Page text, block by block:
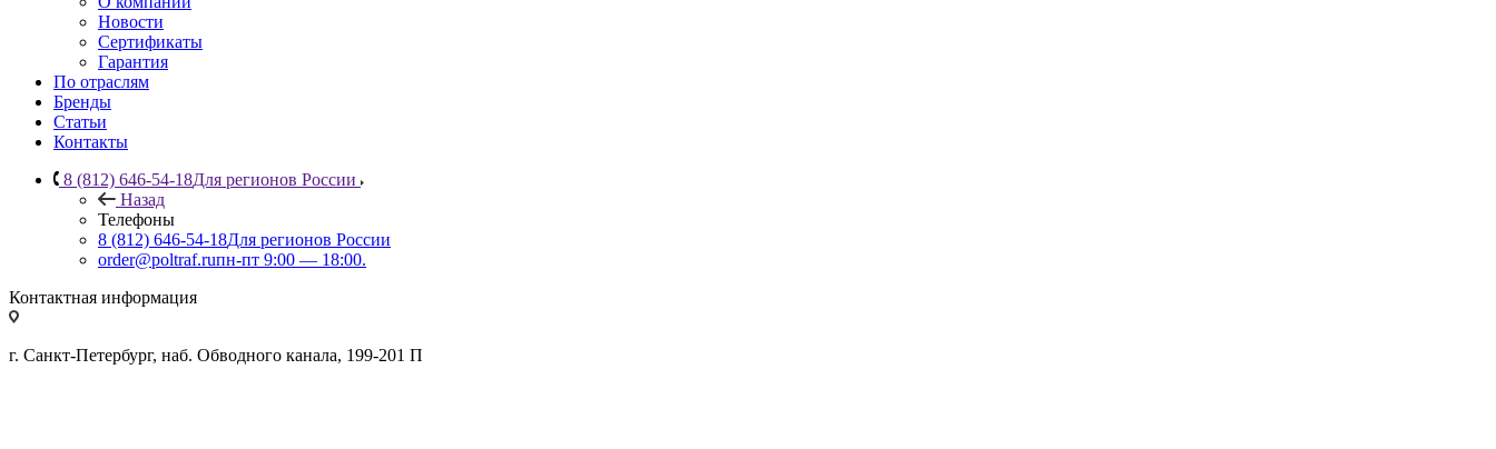
Новости
Сертификаты
Гарантия
По отраслям
Бренды
Статьи
Контакты
8 (812) 646-54-18Для регионов России
Назад
Телефоны
8 (812) 646-54-18Для регионов России
order@poltraf.ruпн-пт 9:00 — 18:00.
Контактная информация
г. Санкт-Петербург, наб. Обводного канала, 199-201 П